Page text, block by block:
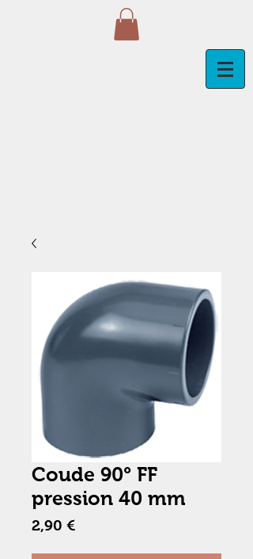
Coude 90° FF
pression 40 mm
2,90 €